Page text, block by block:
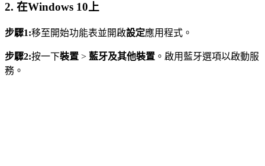
2. 在Windows 10上
步驟1:移至開始功能表並開啟設定應用程式。
步驟2:按一下裝置 > 藍牙及其他裝置 。啟用藍牙選項以啟動服
務。